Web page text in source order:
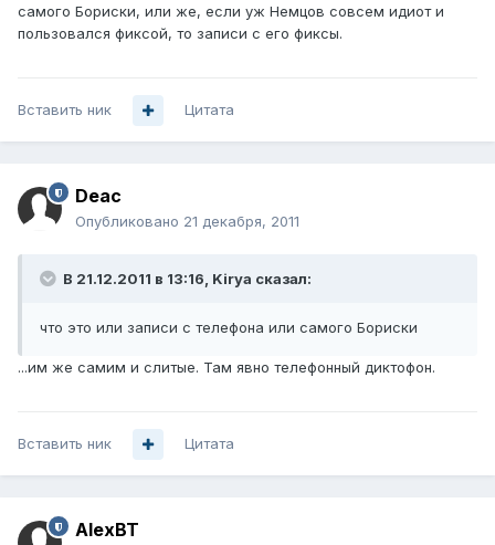
самого Бориски, или же, если уж Немцов совсем идиот и
пользовался фиксой, то записи с его фиксы.
Вставить ник Цитата
Deac
Опубликовано 21 декабря, 2011
В 21.12.2011 в 13:16, Kirya сказал:
что это или записи с телефона или самого Бориски
...им же самим и слитые. Там явно телефонный диктофон.
Вставить ник Цитата
AlexBT